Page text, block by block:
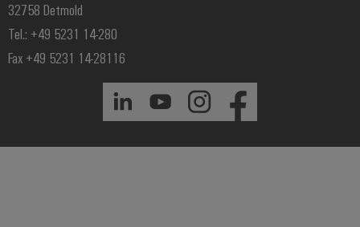
32758 Detmold
Tel.: +49 5231 14-280
Fax +49 5231 14-28116